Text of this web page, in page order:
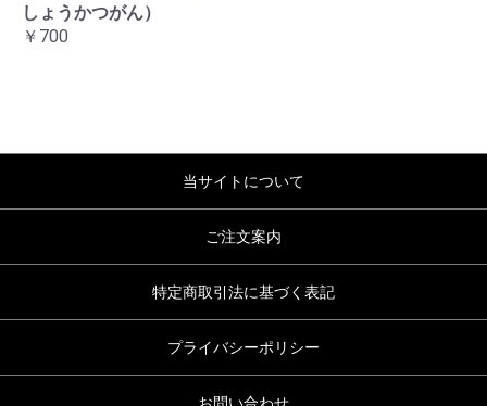
しょうかつがん）
￥700
当サイトについて
ご注文案内
特定商取引法に基づく表記
プライバシーポリシー